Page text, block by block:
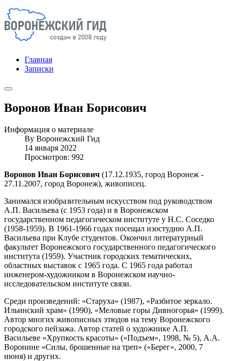
Главная
Записки
Воронов Иван Борисович
Информация о материале
By Воронежский Гид
14 января 2022
Просмотров: 992
Воронов Иван Борисович (17.12.1935, город Воронеж -
27.11.2007, город Воронеж), живописец.
Занимался изобразительным искусством под руководством
А.П. Васильева (с 1953 года) и в Воронежском
государственном педагогическом институте у Н.С. Соседко
(1958-1959). В 1961-1966 годах посещал изостудию А.П.
Васильева при Клубе студентов. Окончил литературный
факультет Воронежского государственного педагогического
института (1959). Участник городских тематических,
областных выставок с 1965 года. С 1965 года работал
инженером-художником в Воронежском научно-
исследовательском институте связи.
Среди произведений: «Старуха» (1987), «Разбитое зеркало.
Ильинский храм» (1990), «Меловые горы Дивногорья» (1999).
Автор многих живописных этюдов на тему Воронежского
городского пейзажа. Автор статей о художнике А.П.
Васильеве «Хрупкость красоты» («Подъем», 1998, № 5), А.А.
Воронине «Силы, брошенные на треп» («Берег», 2000, 7
июня) и других.